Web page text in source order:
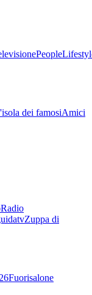
People
dei famosiAmici
Radio
Zuppa di
Fuorisalone